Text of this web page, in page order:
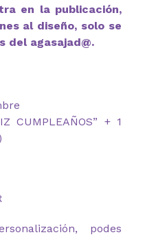
en la publicación,
al diseño, solo se
del agasajad@.
CUMPLEAÑOS” + 1
podes